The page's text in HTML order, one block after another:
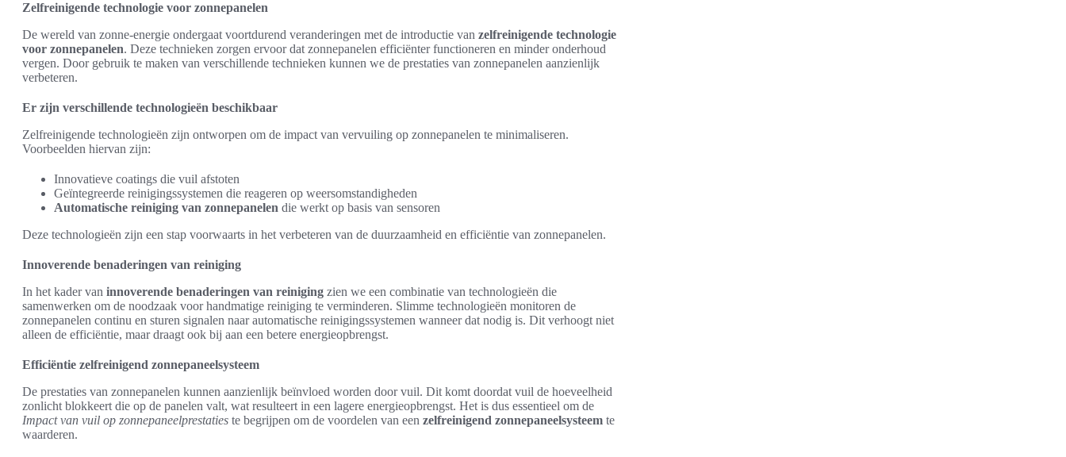
Zelfreinigende technologie voor zonnepanelen
De wereld van zonne-energie ondergaat voortdurend veranderingen met de introductie van zelfreinigende technologie
voor zonnepanelen. Deze technieken zorgen ervoor dat zonnepanelen efficiënter functioneren en minder onderhoud
vergen. Door gebruik te maken van verschillende technieken kunnen we de prestaties van zonnepanelen aanzienlijk
verbeteren.
Er zijn verschillende technologieën beschikbaar
Zelfreinigende technologieën zijn ontworpen om de impact van vervuiling op zonnepanelen te minimaliseren.
Voorbeelden hiervan zijn:
Innovatieve coatings die vuil afstoten
Geïntegreerde reinigingssystemen die reageren op weersomstandigheden
Automatische reiniging van zonnepanelen die werkt op basis van sensoren
Deze technologieën zijn een stap voorwaarts in het verbeteren van de duurzaamheid en efficiëntie van zonnepanelen.
Innoverende benaderingen van reiniging
In het kader van innoverende benaderingen van reiniging zien we een combinatie van technologieën die
samenwerken om de noodzaak voor handmatige reiniging te verminderen. Slimme technologieën monitoren de
zonnepanelen continu en sturen signalen naar automatische reinigingssystemen wanneer dat nodig is. Dit verhoogt niet
alleen de efficiëntie, maar draagt ook bij aan een betere energieopbrengst.
Efficiëntie zelfreinigend zonnepaneelsysteem
De prestaties van zonnepanelen kunnen aanzienlijk beïnvloed worden door vuil. Dit komt doordat vuil de hoeveelheid
zonlicht blokkeert die op de panelen valt, wat resulteert in een lagere energieopbrengst. Het is dus essentieel om de
Impact van vuil op zonnepaneelprestaties te begrijpen om de voordelen van een zelfreinigend zonnepaneelsysteem te
waarderen.